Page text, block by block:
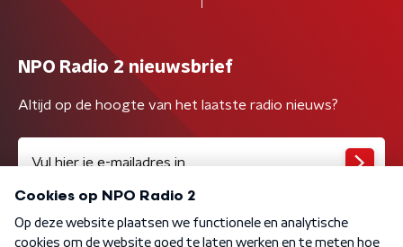
NPO Radio 2 nieuwsbrief
Altijd op de hoogte van het laatste radio nieuws?